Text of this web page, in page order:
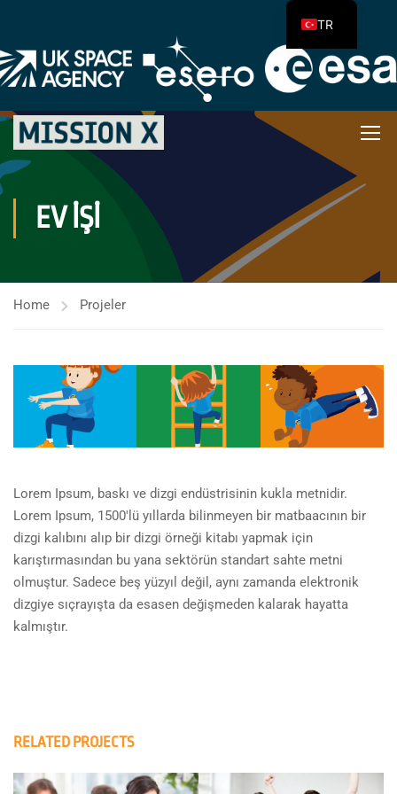
EV İŞI
Home Projeler
Lorem Ipsum, baskı ve dizgi endüstrisinin kukla metnidir.
Lorem Ipsum, 1500'lü yıllarda bilinmeyen bir matbaacının bir
dizgi kalıbını alıp bir dizgi örneği kitabı yapmak için
karıştırmasından bu yana sektörün standart sahte metni
olmuştur. Sadece beş yüzyıl değil, aynı zamanda elektronik
dizgiye sıçrayışta da esasen değişmeden kalarak hayatta
kalmıştır.
RELATED PROJECTS
TR